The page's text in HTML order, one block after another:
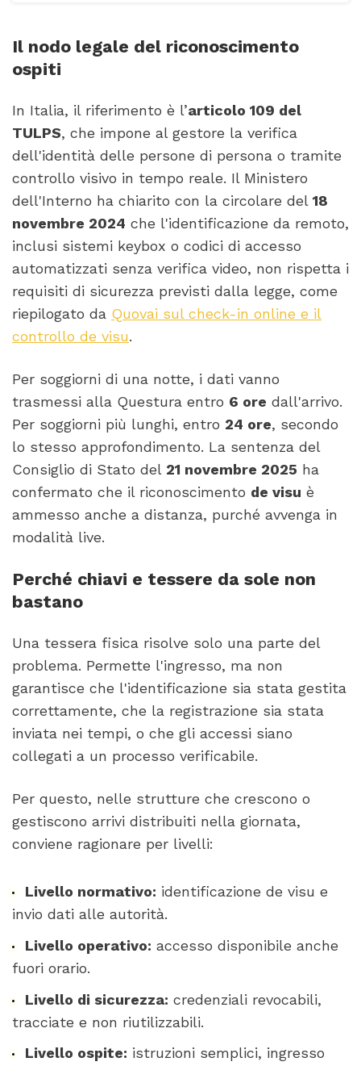
Il nodo legale del riconoscimento
ospiti
In Italia, il riferimento è l’articolo 109 del
TULPS, che impone al gestore la verifica
dell'identità delle persone di persona o tramite
controllo visivo in tempo reale. Il Ministero
dell'Interno ha chiarito con la circolare del 18
novembre 2024 che l'identificazione da remoto,
inclusi sistemi keybox o codici di accesso
automatizzati senza verifica video, non rispetta i
requisiti di sicurezza previsti dalla legge, come
riepilogato da Quovai sul check-in online e il
controllo de visu.
Per soggiorni di una notte, i dati vanno
trasmessi alla Questura entro 6 ore dall'arrivo.
Per soggiorni più lunghi, entro 24 ore, secondo
lo stesso approfondimento. La sentenza del
Consiglio di Stato del 21 novembre 2025 ha
confermato che il riconoscimento de visu è
ammesso anche a distanza, purché avvenga in
modalità live.
Perché chiavi e tessere da sole non
bastano
Una tessera fisica risolve solo una parte del
problema. Permette l'ingresso, ma non
garantisce che l'identificazione sia stata gestita
correttamente, che la registrazione sia stata
inviata nei tempi, o che gli accessi siano
collegati a un processo verificabile.
Per questo, nelle strutture che crescono o
gestiscono arrivi distribuiti nella giornata,
conviene ragionare per livelli:
Livello normativo: identificazione de visu e
invio dati alle autorità.
Livello operativo: accesso disponibile anche
fuori orario.
Livello di sicurezza: credenziali revocabili,
tracciate e non riutilizzabili.
Livello ospite: istruzioni semplici, ingresso